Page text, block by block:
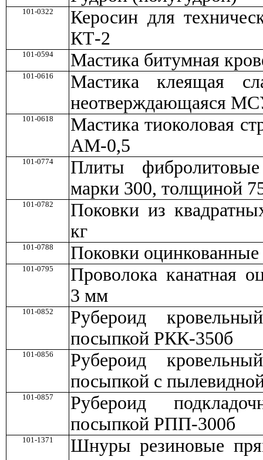
101-0322
Керосин для
КТ-2
101-0594 Мастика битумная
101-0616
Мастика клеящая
неотверждающаяся
101-0618
Мастика тиоколовая
АМ-0,5
101-0774
Плиты
марки 300, толщиной
101-0782
Поковки из
кг
101-0788 Поковки оцинкованные
101-0795
Проволока канатная
3 мм
101-0852
Рубероид
посыпкой РКК-350б
101-0856
Рубероид
посыпкой с
101-0857
Рубероид
посыпкой РПП-300б
101-1371
Шнуры резиновые